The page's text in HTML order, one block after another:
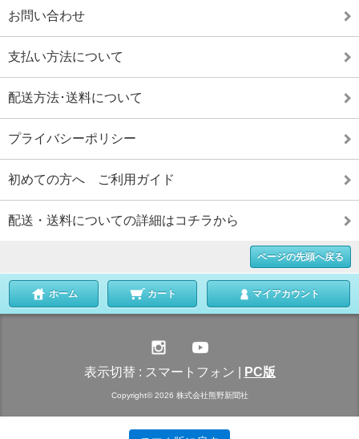
お問い合わせ
支払い方法について
配送方法･送料について
プライバシーポリシー
初めての方へ ご利用ガイド
配送・送料についての詳細はコチラから
ページの先頭へ戻る
ホーム カート マイアカウント
表示切替 : スマートフォン PC版
Copyright© 2026 株式会社熊野新聞社